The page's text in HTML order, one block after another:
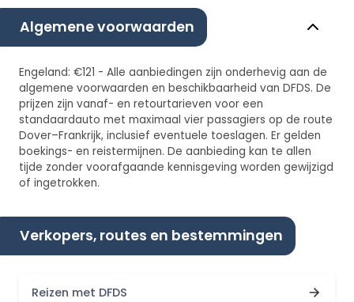
Algemene voorwaarden
Engeland: €121 - Alle aanbiedingen zijn onderhevig aan de
algemene voorwaarden en beschikbaarheid van DFDS. De
prijzen zijn vanaf- en retourtarieven voor een
standaardauto met maximaal vier passagiers op de route
Dover–Frankrijk, inclusief eventuele toeslagen. Er gelden
boekings- en reistermijnen. De aanbieding kan te allen
tijde zonder voorafgaande kennisgeving worden gewijzigd
of ingetrokken.
Verkopers, routes en bestemmingen
Reizen met DFDS